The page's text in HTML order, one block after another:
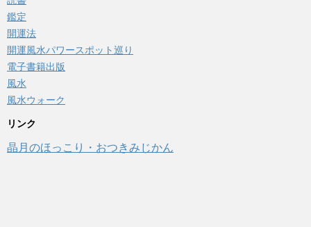
鑑定
開運法
開運風水パワースポット巡り
電子書籍出版
風水
風水ウォーク
リンク
晶月のほっこり・おつきみじかん